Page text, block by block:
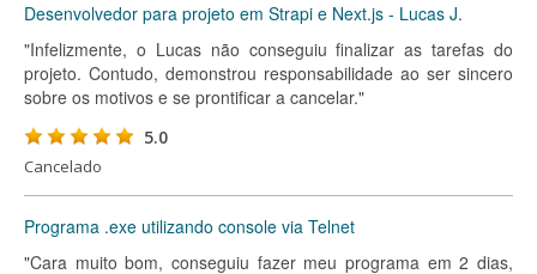
Desenvolvedor para projeto em Strapi e Next.js - Lucas J.
"Infelizmente, o Lucas não conseguiu finalizar as tarefas do
projeto. Contudo, demonstrou responsabilidade ao ser sincero
sobre os motivos e se prontificar a cancelar."
5.0
Cancelado
Programa .exe utilizando console via Telnet
"Cara muito bom, conseguiu fazer meu programa em 2 dias,